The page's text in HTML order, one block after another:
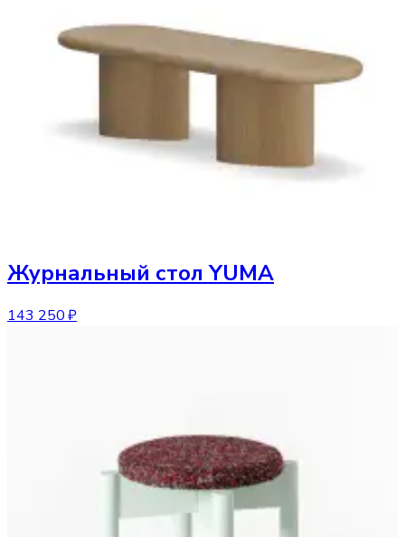
Журнальный стол YUMA
143 250 ₽